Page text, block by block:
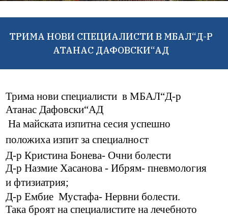
ТРИМА НОВИ СПЕЦИАЛИСТИ В МБАЛ“Д-Р
АТАНАС ДАФОВСКИ“АД
Трима нови специалисти в МБАЛ“Д-р
Атанас Дафовски“АД
На майската изпитна сесия успешно
положиха изпит за специалност
Д-р Кристина Бонева- Очни болести
Д-р Назмие Хасанова - Ибрям- пневмология
и фтизиатрия;
Д-р Ембие Мустафа- Нервни болести.
Така броят на специалистите на лечебното